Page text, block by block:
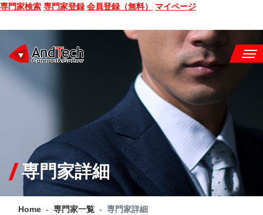
専門家検索 専門家登録 会員登録（無料） マイページ
CONSULTING
SERVICE
COMPANY
Q&A
専門家詳細
Home 専門家一覧 専門家詳細